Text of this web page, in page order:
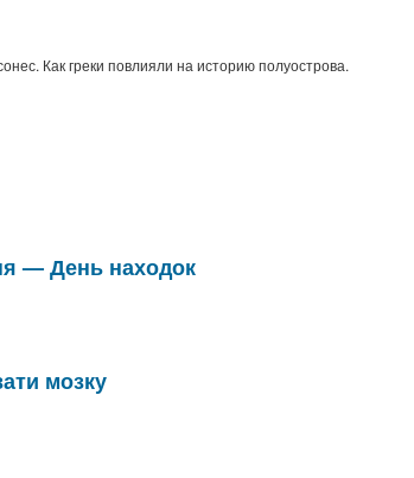
Как греки повлияли на историю полуострова.
— День находок
мозку